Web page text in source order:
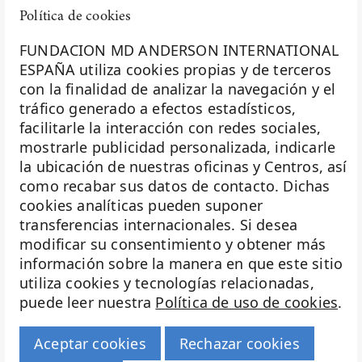
Política de cookies
FUNDACION MD ANDERSON INTERNATIONAL
ESPAÑA utiliza cookies propias y de terceros
con la finalidad de analizar la navegación y el
tráfico generado a efectos estadísticos,
facilitarle la interacción con redes sociales,
mostrarle publicidad personalizada, indicarle
la ubicación de nuestras oficinas y Centros, así
como recabar sus datos de contacto. Dichas
cookies analíticas pueden suponer
transferencias internacionales. Si desea
modificar su consentimiento y obtener más
información sobre la manera en que este sitio
utiliza cookies y tecnologías relacionadas,
puede leer nuestra Política de uso de cookies.
Aceptar cookies Rechazar cookies
formación
fundación diversión solidaria
Fundación Excelentia
Fundación MD Anderson España
Fundación Siglo Futuro
Gastroenterología
Ginecología
Ginecología Oncológica
giving tuesday
golf solidario
Hábitos saludables
Hematología
inteligencia artificial
investigación
Investigación Traslacional
Investigación y cáncer
investigadores
Isabel Oviedo
La Fundación MD Anderson España - Hospiten es
miembro de laAsociación Española de Fundaciones
Investigación
Biobanco
Docencia
Voluntariado
Eventos
Transparencia
Haz historia